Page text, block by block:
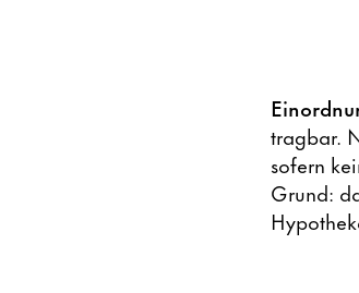
tragbar.
sofern
Grund: